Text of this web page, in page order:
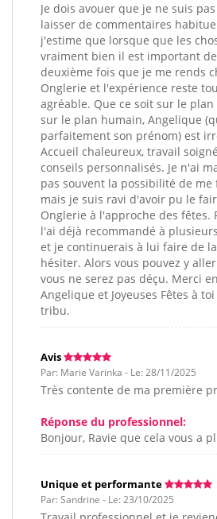
Je dois avouer que je ne suis
laisser de commentaires
j'estime que lorsque que les
vraiment bien il est important
deuxième fois que je me rends
Onglerie et l'expérience reste
agréable. Que ce soit sur le
sur le plan humain, Angelique
parfaitement son prénom) est
Accueil chaleureux, travail
conseils personnalisés. Je n'ai
pas souvent la possibilité de me
mais je suis ravi d'avoir pu le
Onglerie à l'approche des fêtes.
l'ai déjà recommandé à
et je continuerais à lui faire de
hésiter. Alors vous pouvez y
vous ne serez pas déçu. Merci
Angelique et Joyeuses Fêtes à
tribu.
Avis
Par: Marie Varinka - Le: 28/11/2025
Très contente de ma première
Réponse du professionnel:
Bonjour, Ravie que cela vous a
Unique et performante
Par: Sandrine - Le: 23/10/2025